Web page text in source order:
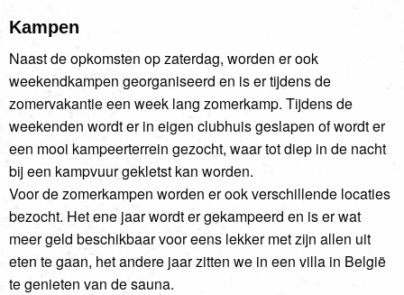
Kampen
Naast de opkomsten op zaterdag, worden er ook
weekendkampen georganiseerd en is er tijdens de
zomervakantie een week lang zomerkamp. Tijdens de
weekenden wordt er in eigen clubhuis geslapen of wordt er
een mooi kampeerterrein gezocht, waar tot diep in de nacht
bij een kampvuur gekletst kan worden.
Voor de zomerkampen worden er ook verschillende locaties
bezocht. Het ene jaar wordt er gekampeerd en is er wat
meer geld beschikbaar voor eens lekker met zijn allen uit
eten te gaan, het andere jaar zitten we in een villa in België
te genieten van de sauna.